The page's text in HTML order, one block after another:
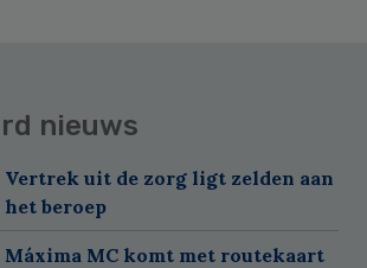
nieuws
Vertrek uit de zorg ligt zelden aan
het beroep
Máxima MC komt met routekaart